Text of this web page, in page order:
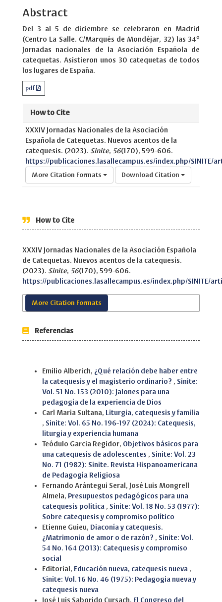
Abstract
Del 3 al 5 de diciembre se celebraron en Madrid
(Centro La Salle. C/Marqués de Mondéjar, 32) las 34º
Jornadas nacionales de la Asociación Española de
catequetas. Asistieron unos 30 catequetas de todos
los lugares de España.
pdf
How to Cite
XXXIV Jornadas Nacionales de la Asociación
Española de Catequetas. Nuevos acentos de la
catequesis. (2023). Sinite, 56(170), 599-606.
https://publicaciones.lasallecampus.es/index.php/SINITE/
More Citation Formats Download Citation
How to Cite
XXXIV Jornadas Nacionales de la Asociación Española
de Catequetas. Nuevos acentos de la catequesis.
(2023). Sinite, 56(170), 599-606.
https://publicaciones.lasallecampus.es/index.php/SINITE/
More Citation Formats
Referencias
Emilio Alberich, ¿Qué relación debe haber entre
la catequesis y el magisterio ordinario? , Sinite:
Vol. 51 No. 153 (2010): Jalones para una
pedagogía de la experiencia de Dios
Carl Maria Sultana,
Liturgia, catequesis y familia
, Sinite: Vol. 65 No. 196-197 (2024): Catequesis,
liturgia y experiencia humana
Teódulo Garcia Regidor, Objetivos básicos para
una catequesis de adolescentes , Sinite: Vol. 23
No. 71 (1982): Sinite. Revista Hispanoamericana
de Pedagogía Religiosa
Fernando Arántegui Seral, José Luis Mongrell
Almela, Presupuestos pedagógicos para una
catequesis política , Sinite: Vol. 18 No. 53 (1977):
Sobre catequesis y compromiso político
Etienne Guieu, Diaconía y catequesis.
¿Matrimonio de amor o de razón? , Sinite: Vol.
54 No. 164 (2013): Catequesis y compromiso
social
Editorial, Educación nueva, catequesis nueva ,
Sinite: Vol. 16 No. 46 (1975): Pedagogía nueva y
catequesis nueva
José Luis Saborido Cursach, El Congreso del